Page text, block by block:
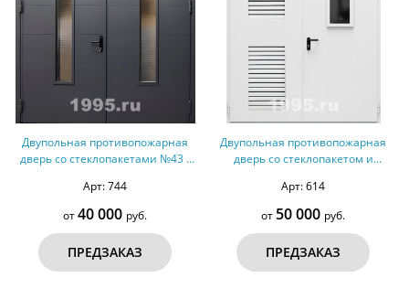
Двупольная противопожарная
дверь со стеклопакетами №43 -
Арт: 744
от40 000 руб.
ПРЕДЗАКАЗ
Двупольная противопожарная
дверь со стеклопакетом и
Арт: 614
от 50 000 руб.
ПРЕДЗАКАЗ